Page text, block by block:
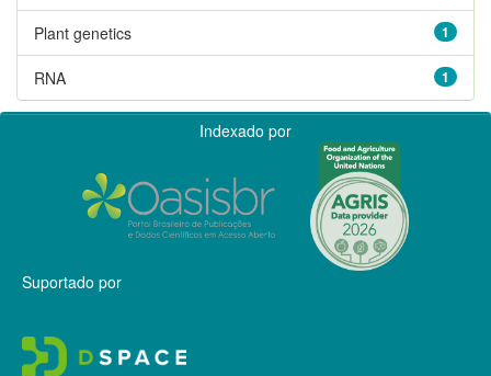
1
Plant genetics
1
RNA
Indexado por
Suportado por